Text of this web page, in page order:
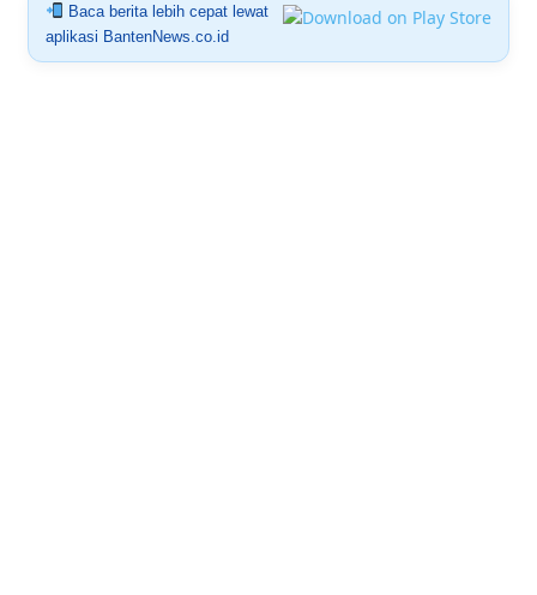
Baca berita lebih cepat lewat
aplikasi BantenNews.co.id